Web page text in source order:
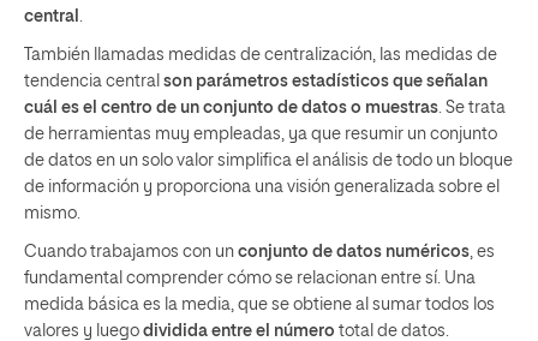
central
También llamadas medidas de centralización, las medidas de
tendencia central son parámetros estadísticos que señalan
cuál es el centro de un conjunto de datos o muestras . Se trata
de herramientas muy empleadas, ya que resumir un conjunto
de datos en un solo valor simplifica el análisis de todo un bloque
de información y proporciona una visión generalizada sobre el
mismo.
Cuando trabajamos con un conjunto de datos numéricos , es
fundamental comprender cómo se relacionan entre sí. Una
medida básica es la media, que se obtiene al sumar todos los
valores y luego dividida entre el número total de datos.